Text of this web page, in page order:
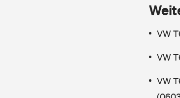
VW
VW
VW